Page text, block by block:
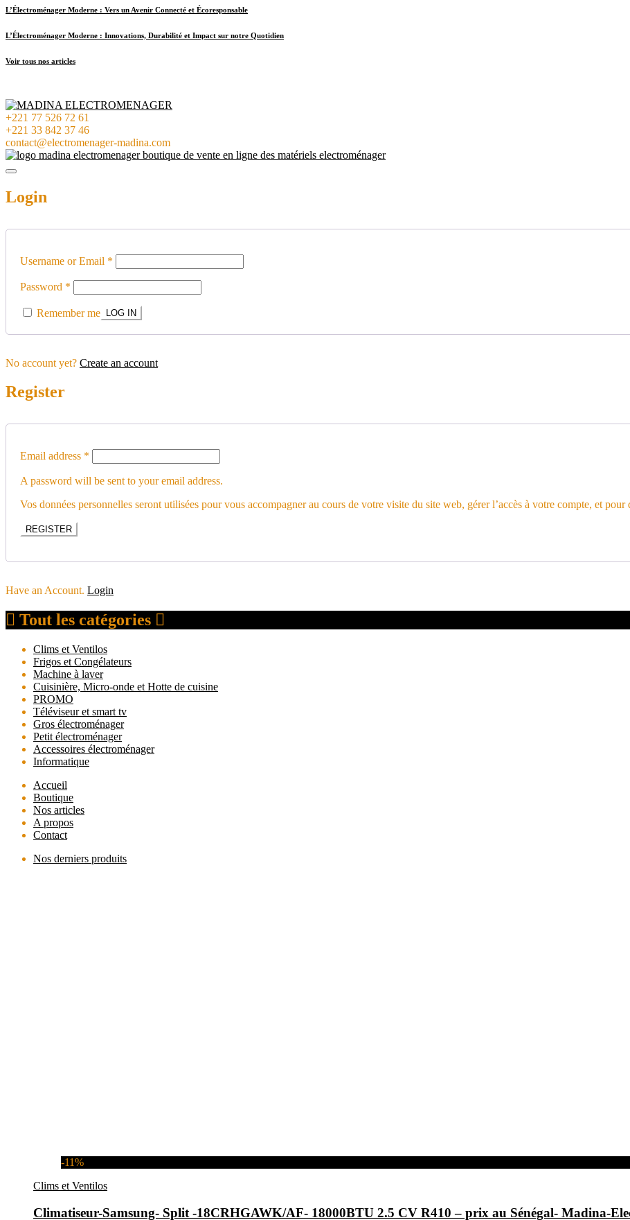
L’Électroménager Moderne : Vers un Avenir Connecté et Écoresponsable
L’Électroménager Moderne : Innovations, Durabilité et Impact sur notre Quotidien
Voir tous nos articles
+221 77 526 72 61
+221 33 842 37 46
contact@electromenager-madina.com
Login
Username or Email *
Password *
Remember me
No account yet? Create an account
Register
Email address *
A password will be sent to your email address.
Vos données personnelles seront utilisées pour vous accompagner au cours de votre visite du site web, gérer l’accès à votre compte, et pour
REGISTER
Have an Account. Login
Tout les catégories
Clims et Ventilos
Frigos et Congélateurs
Machine à laver
Cuisinière, Micro-onde et Hotte de cuisine
PROMO
Téléviseur et smart tv
Gros électroménager
Petit électroménager
Accessoires électroménager
Informatique
Accueil
Boutique
Nos articles
A propos
Contact
Nos derniers produits
-11%
Clims et Ventilos
Climatiseur-Samsung- Split -18CRHGAWK/AF- 18000BTU 2.5 CV R410 – prix au Sénégal- Madina-